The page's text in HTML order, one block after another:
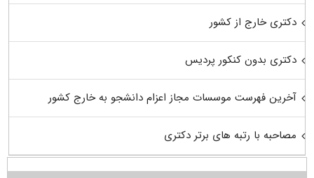
دکتری خارج از کشور
دکتری بدون کنکور پردیس
آخرین فهرست موسسات مجاز اعزام دانشجو به خارج کشور
مصاحبه با رتبه های برتر دکتری